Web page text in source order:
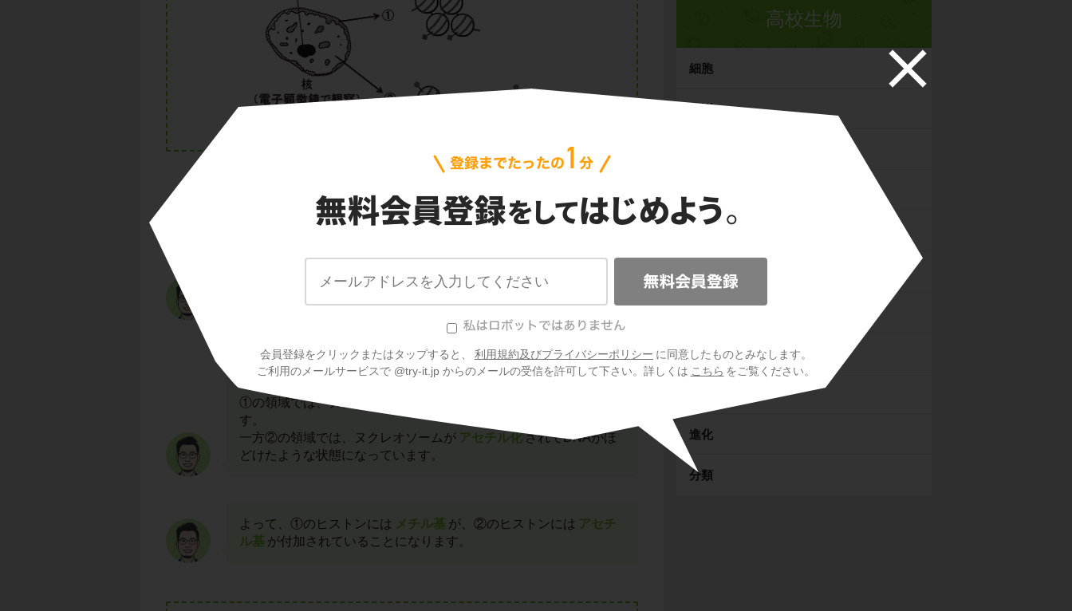
会員登録をクリックまたはタップすると、 利用規約及びプライバシーポリシー に同意したものとみなします。
ご利用のメールサービスで @try-it.jp からのメールの受信を許可して下さい。詳しくは こちら をご覧ください。
核の中はDNAで満たされていますが、一様にDNAが存在している
わけではありません。
い領域がありますね。
それぞれの領域は、DNAとタンパク質の結合のしかたが異なってい
DNAは通常、ヒストンというタンパク質に巻き付いて ヌクレオソ
ーム
①の領域では、ヌクレオソームが
す。
一方②の領域では、ヌクレオソームが アセチル化されてDNAがほ
どけたような状態になっています。
よって、①のヒストンには メチル基 が、②のヒストンには アセチ
ル基 が付加されていることになります。
高校生物
細胞
代謝
植物生理
個体群
進化
分類